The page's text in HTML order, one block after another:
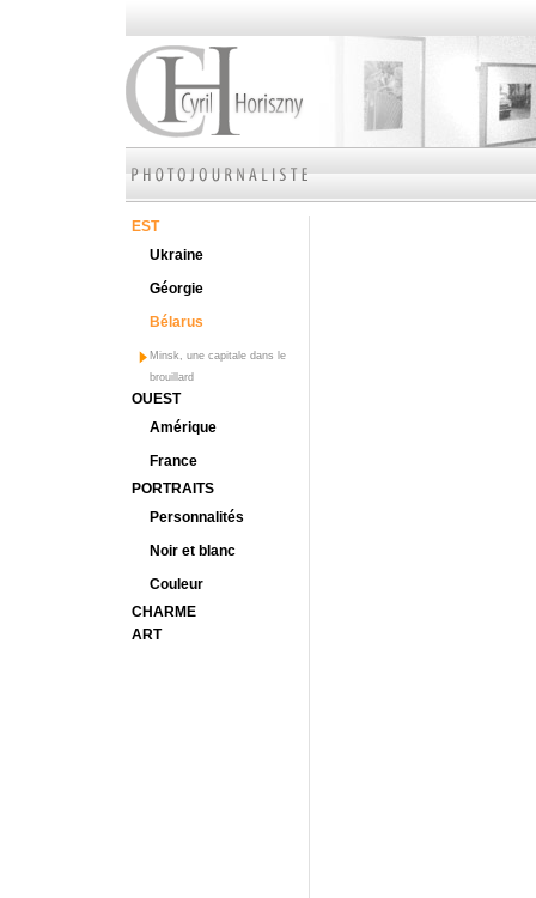
EST
Ukraine
Géorgie
Bélarus
Minsk, une capitale dans le
brouillard
OUEST
Amérique
France
PORTRAITS
Personnalités
Noir et blanc
Couleur
CHARME
ART